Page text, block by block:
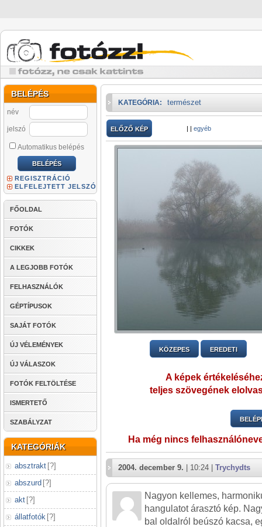
BELÉPÉS
név
jelszó
Automatikus belépés
REGISZTRÁCIÓ
ELFELEJTETT JELSZÓ
FŐOLDAL
FOTÓK
CIKKEK
A LEGJOBB FOTÓK
FELHASZNÁLÓK
GÉPTÍPUSOK
SAJÁT FOTÓK
ÚJ VÉLEMÉNYEK
ÚJ VÁLASZOK
FOTÓK FELTÖLTÉSE
ISMERTETŐ
SZABÁLYZAT
KATEGÓRIÁK
absztrakt [?]
abszurd [?]
akt [?]
állatfotók [?]
KATEGÓRIA: természet
ELŐZŐ KÉP | | egyéb
KÖZEPES EREDETI
A képek
teljes szövegének
Ha még nincs
2004. december 9. | 10:24 | Trychydts
Nagyon kellemes,
hangulatot árasztó kép.
bal oldalról beúszó kacsa,